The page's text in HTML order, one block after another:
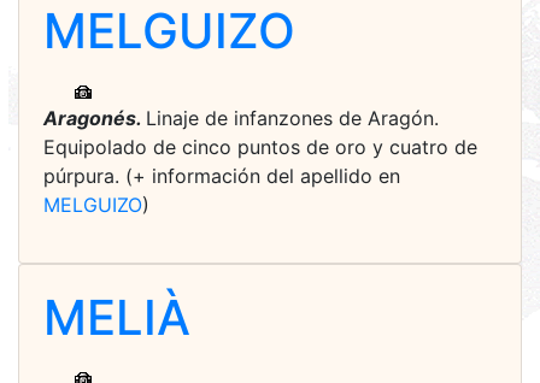
MELGUIZO
Aragonés. Linaje de infanzones de Aragón.
Equipolado de cinco puntos de oro y cuatro de
púrpura. (+ información del apellido en
MELGUIZO)
MELIÀ